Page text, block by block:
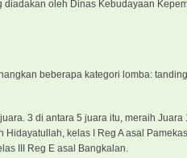
oleh Dinas Kebudayaan
beberapa kategori lomba:
3 di antara 5 juara itu, meraih Juara
kelas I Reg A asal
III Reg E asal Bangkalan.